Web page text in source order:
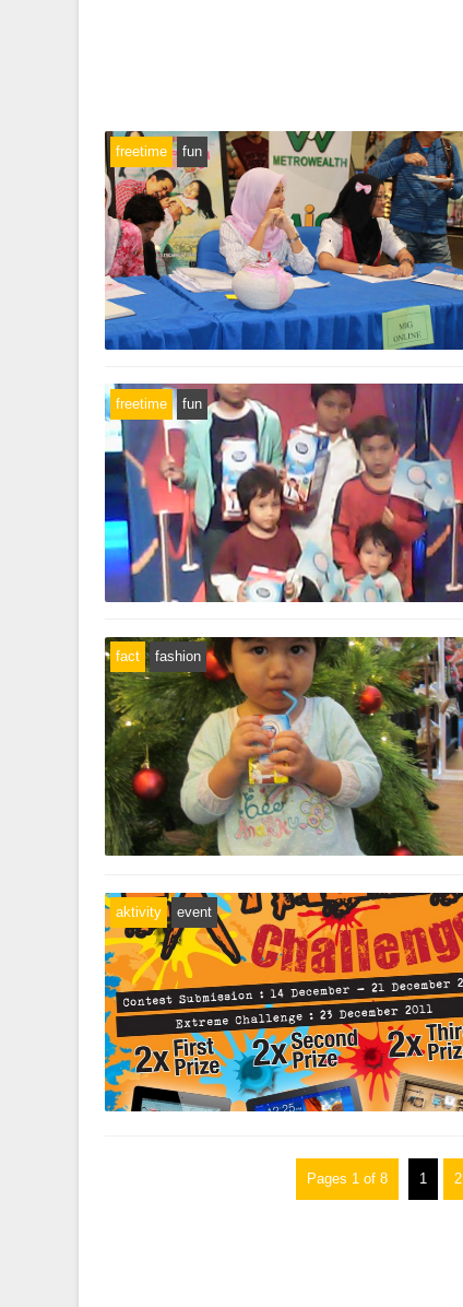
freetime fun
freetime fun
fact fashion
aktivity event
Pages 1 of 8 1 2